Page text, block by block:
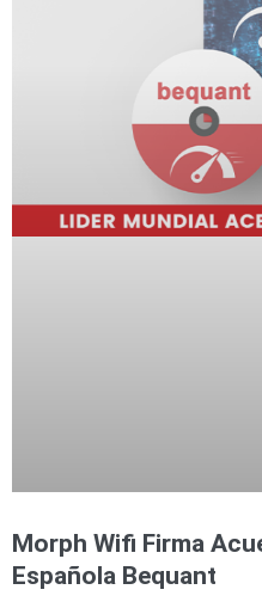
Morph Wifi Firma
Española Bequant